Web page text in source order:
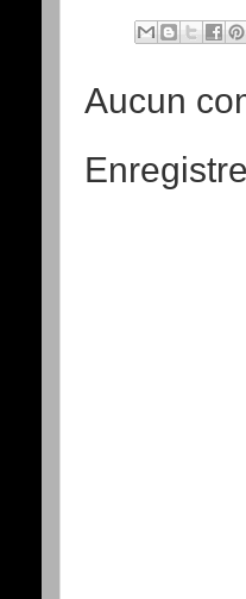
Aucun